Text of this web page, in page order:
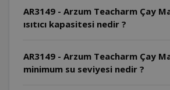
AR3149 - Arzum Teacharm Çay
ısıtıcı kapasitesi nedir ?
AR3149 - Arzum Teacharm Çay
minimum su seviyesi nedir ?